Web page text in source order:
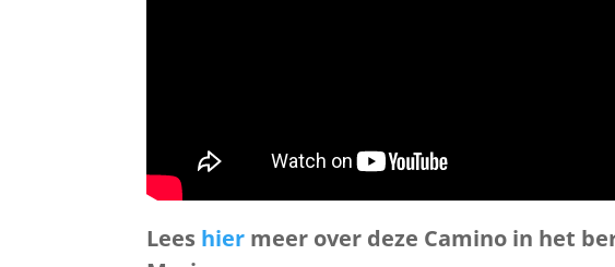
Lees hier meer over deze Camino in het